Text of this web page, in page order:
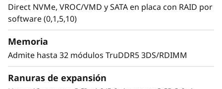
gestor de sistemas Xclarity con funciones de
gestión mejoradas y seguridad ThinkShield
de gestionar para las actuales cargas de
trabajo.
Direct NVMe, VROC/VMD y SATA en placa con RAID por
software (0,1,5,10)
Memoria
Admite hasta 32 módulos TruDDR5 3DS/RDIMM
Ranuras de expansión